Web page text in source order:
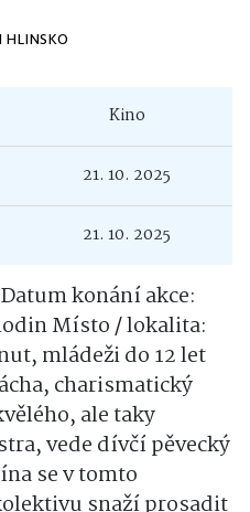
HLINSKO
Kino
21. 10. 2025
21. 10. 2025
konání akce:
Místo / lokalita:
mládeži do 12 let
charismatický
ale taky
vede dívčí pěvecký
se v tomto